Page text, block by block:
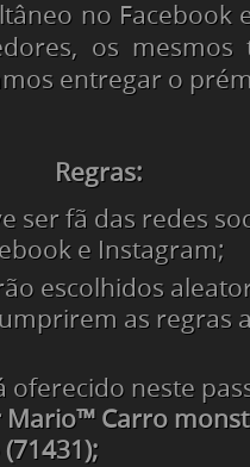
no Facebook
os mesmos
entregar o
Regras:
ser fã das redes
e Instagram;
escolhidos
as regras
oferecido neste
Mario™ Carro